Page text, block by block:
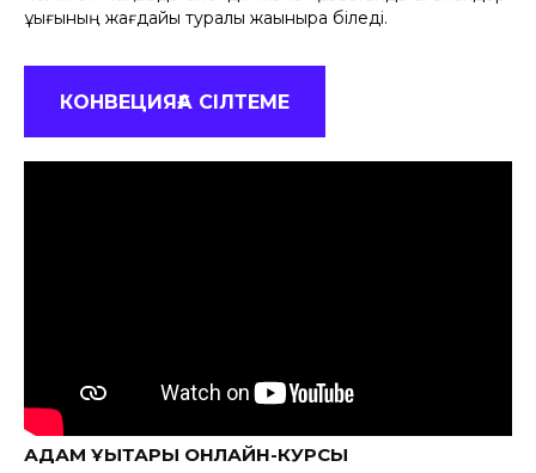
құқығының жағдайы туралы жақынырақ біледі.
КОНВЕЦИЯҒА СІЛТЕМЕ
АДАМ ҚҰҚЫҚТАРЫ ОНЛАЙН-КУРСЫ